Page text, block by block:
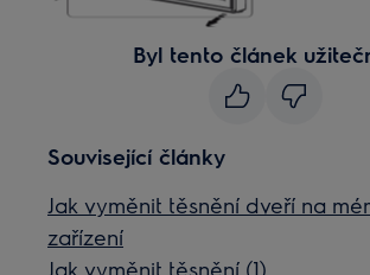
Byl tento článek
Související články
Jak vyměnit těsnění dveří na
zařízení
Jak vyměnit těsnění (1)